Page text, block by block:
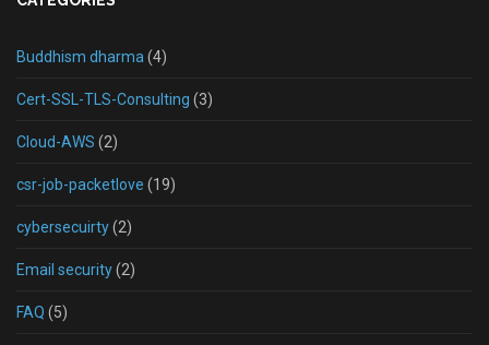
Buddhism dharma (4)
Cert-SSL-TLS-Consulting (3)
Cloud-AWS (2)
csr-job-packetlove (19)
cybersecuirty(2)
Email security(2)
FAQ (5)